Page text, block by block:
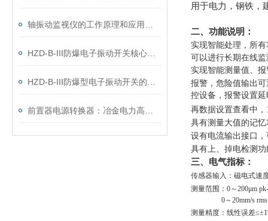
用于电力，钢铁，
二、功能说明：
实现智能处理，所
可以进行长期在线
实现智能测量值、
报警，危险值输出
控设备，报警设置
再数据设置查看中
具有测量大值的记忆
设有电流输出接口
具有上、掉电检测
三、电气指标：
传感器输入：磁电式速
测量范围：0～200μm
0～20mm/s rms
测量精度：线性误差